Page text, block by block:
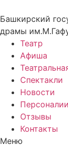
Башкирский
драмы
Театр
Афиша
Спектакли
Новости
Персоналии
Отзывы
Контакты
Меню